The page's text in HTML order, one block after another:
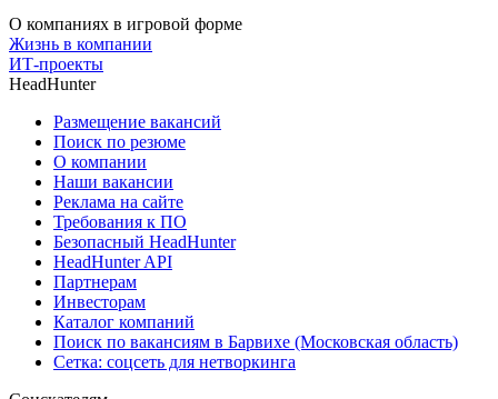
О компаниях в игровой форме
Жизнь в компании
ИТ-проекты
HeadHunter
Размещение вакансий
Поиск по резюме
О компании
Наши вакансии
Реклама на сайте
Требования к ПО
Безопасный HeadHunter
HeadHunter API
Партнерам
Инвесторам
Каталог компаний
Поиск по вакансиям в Барвихе (Московская область)
Сетка: соцсеть для нетворкинга